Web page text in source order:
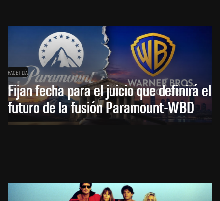
HACE 1 DÍA
Fijan fecha para el juicio que definirá el
futuro de la fusión Paramount-WBD